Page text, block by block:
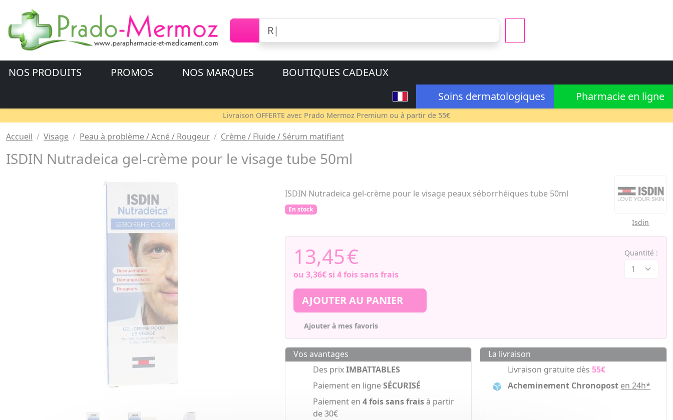
NOS PRODUITS PROMOS NOS MARQUES
BOUTIQUES CADEAUX
Soins dermatologiques
Pharmacie en ligne
Livraison OFFERTE avec Prado Mermoz Premium ou à partir de 55€
Accueil Visage Peau à problème / Acné / Rougeur Crème / Fluide / Sérum matifiant
ISDIN Nutradeica gel-crème pour le visage tube 50ml
ISDIN Nutradeica gel-crème pour le visage peaux séborrhéiques tube 50ml
En stock
Isdin
13,45€
ou 3,36€si 4 fois sans frais
Quantité :
AJOUTER AU PANIER
Ajouter à mes favoris
Vos avantages
Des prixIMBATTABLES
Paiement en ligneSÉCURISÉ
Paiement en 4 fois sans fraisà partir
de 30€
La livraison
Livraison gratuite dès55€
Acheminement Chronopost en 24h*